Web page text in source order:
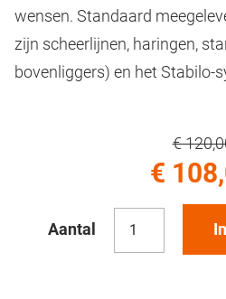
wensen. Standaard
zijn scheerlijnen, haringen,
bovenliggers) en het Stabilo-
€
€
Aantal